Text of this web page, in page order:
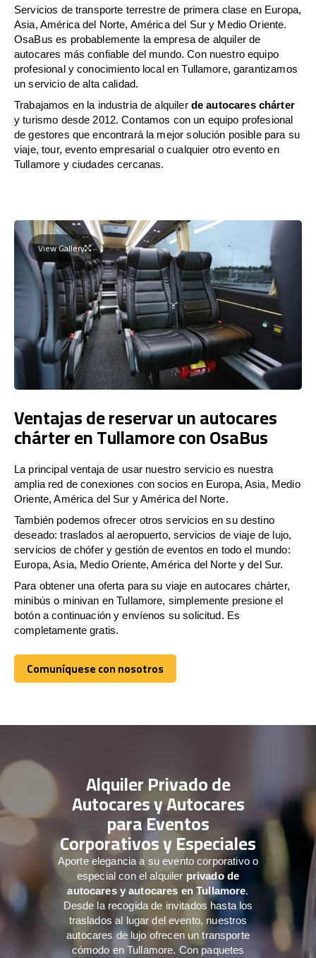
Servicios de transporte terrestre de primera clase en Europa,
Asia, América del Norte, América del Sur y Medio Oriente.
OsaBus es probablemente la empresa de alquiler de
autocares más confiable del mundo. Con nuestro equipo
profesional y conocimiento local en Tullamore, garantizamos
un servicio de alta calidad.
Trabajamos en la industria de alquiler de autocares chárter
y turismo desde 2012. Contamos con un equipo profesional
de gestores que encontrará la mejor solución posible para su
viaje, tour, evento empresarial o cualquier otro evento en
Tullamore y ciudades cercanas.
View Gallery
Ventajas de reservar un autocares
chárter en Tullamore con OsaBus
La principal ventaja de usar nuestro servicio es nuestra
amplia red de conexiones con socios en Europa, Asia, Medio
Oriente, América del Sur y América del Norte.
También podemos ofrecer otros servicios en su destino
deseado: traslados al aeropuerto, servicios de viaje de lujo,
servicios de chófer y gestión de eventos en todo el mundo:
Europa, Asia, Medio Oriente, América del Norte y del Sur.
Para obtener una oferta para su viaje en autocares chárter,
minibús o minivan en Tullamore, simplemente presione el
botón a continuación y envíenos su solicitud. Es
completamente gratis.
Comuníquese con nosotros
Comuníquese con nosotros
Alquiler Privado de
Autocares y Autocares
para Eventos
Corporativos y Especiales
Aporte elegancia a su evento corporativo o
especial con el alquiler privado de
autocares y autocares en Tullamore.
Desde la recogida de invitados hasta los
traslados al lugar del evento, nuestros
autocares de lujo ofrecen un transporte
cómodo en Tullamore. Con paquetes